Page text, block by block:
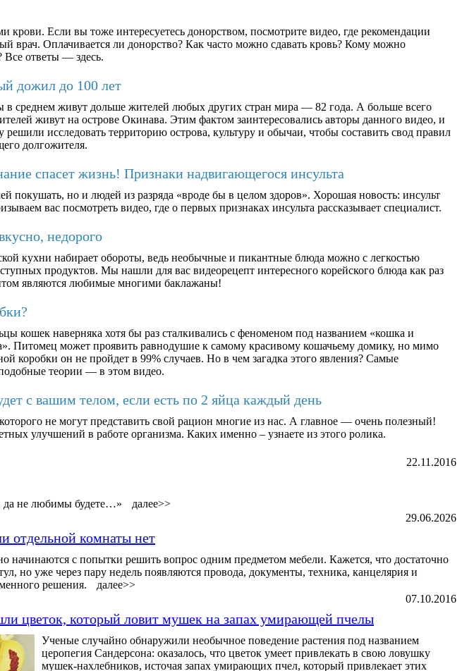
крови. Если вы тоже интересуетесь донорством, посмотрите видео, где рекомендации
врач. Оплачивается ли донорство? Как часто можно сдавать кровь? Кому можно
Все ответы — здесь.
дожил до 100 лет
в среднем живут дольше жителей любых других стран мира — 82 года. А больше всего
живут на острове Окинава. Этим фактом заинтересовались авторы данного видео, и
решили исследовать территорию острова, культуру и обычаи, чтобы составить свод правил
долгожителя.
спасет жизнь! Признаки надвигающегося инсульта
покушать, но и людей из разряда «вроде бы в целом здоров». Хорошая новость: инсульт
вас посмотреть видео, где о первых признаках инсульта рассказывает специалист.
недорого
кухни набирает обороты, ведь необычные и пикантные блюда можно с легкостью
продуктов. Мы нашли для вас видеорецепт интересного корейского блюда как раз
являются любимые многими баклажаны!
кошек наверняка хотя бы раз сталкивались с феноменом под названием «кошка и
Питомец может проявить равнодушие к самому красивому кошачьему домику, но мимо
коробки он не пройдет в 99% случаев. Но в чем загадка этого явления? Самые
теории — в этом видео.
с вашим телом, если есть по 2 яйца каждый день
не могут представить свой рацион многие из нас. А главное — очень полезный!
улучшений в работе организма. Каких именно – узнаете из этого ролика.
22.11.2016
да не любимы будете…»
далее>>
29.06.2026
отдельной комнаты нет
начинаются с попытки решить вопрос одним предметом мебели. Кажется, что достаточно
но уже через пару недель появляются провода, документы, техника, канцелярия и
решения.
далее>>
07.10.2016
цветок, который ловит мушек на запах умирающей пчелы
Ученые случайно обнаружили необычное поведение растения под названием
церопегия Сандерсона: оказалось, что цветок умеет привлекать в свою ловушку
мушек-нахлебников, источая запах умирающих пчел, который привлекает этих